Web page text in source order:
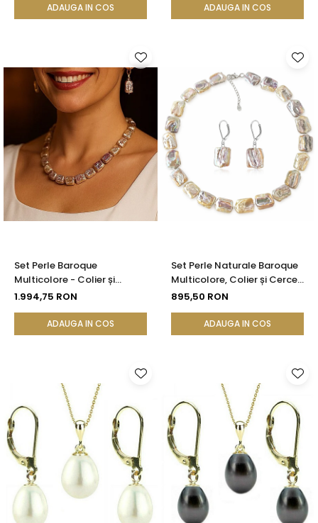
ADAUGA IN COS ADAUGA IN COS
Set Perle Baroque
Multicolore - Colier și
Cercei, Aur Galben 14K |
1.994,75 RON
ADAUGA IN COS
Set Perle Naturale Baroque
Multicolore, Colier și Cercei ,
Argint 925 | KASKADDA®
895,50 RON
ADAUGA IN COS